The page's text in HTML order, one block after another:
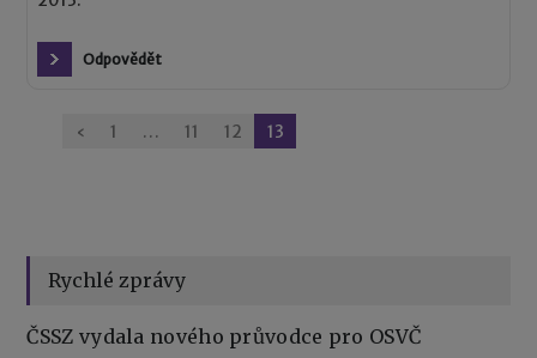
Odpovědět
Stránkování
‹ 1 … 11 12 13
Rychlé zprávy
ČSSZ vydala nového průvodce pro OSVČ